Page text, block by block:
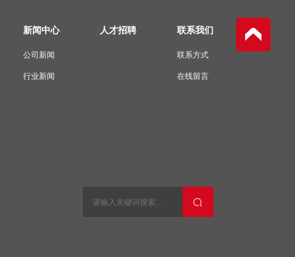
新闻中心
公司新闻
行业新闻
人才招聘 联系我们
联系方式
在线留言
